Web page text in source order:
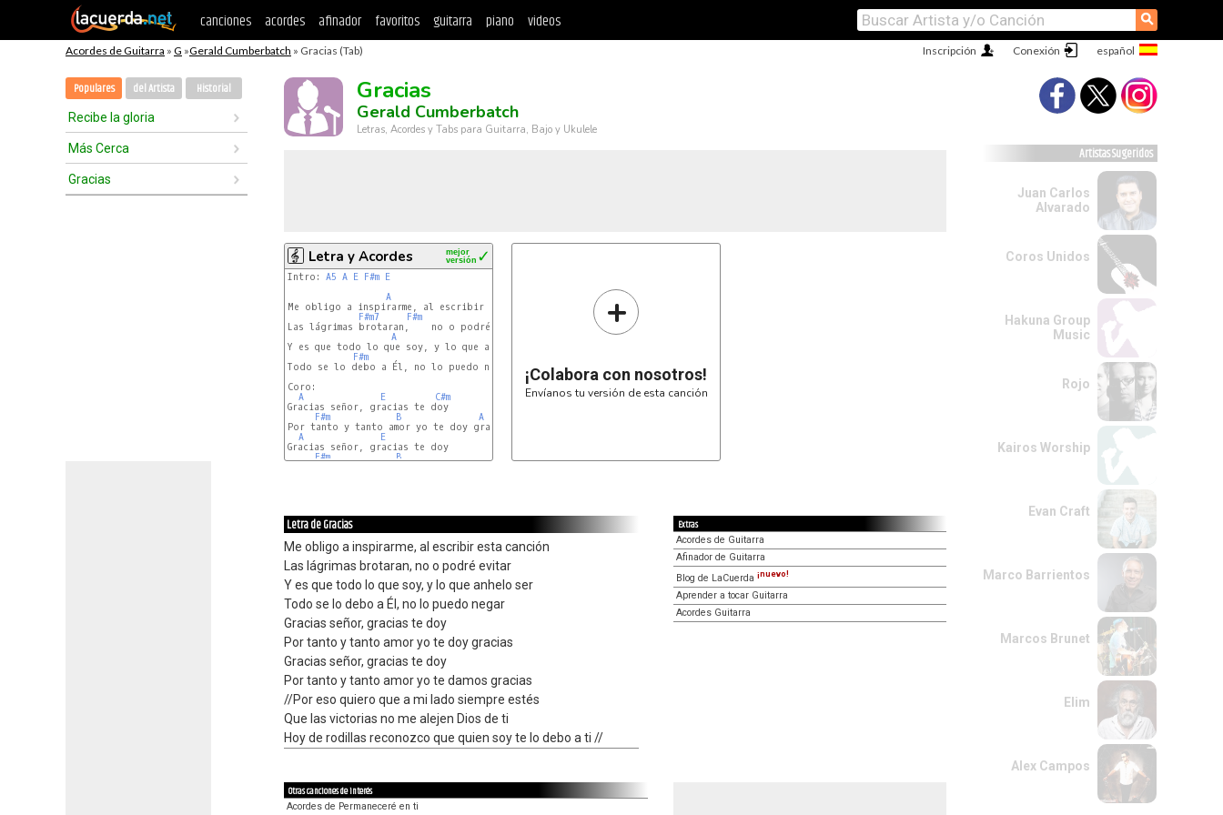
canciones acordes afinador favoritos guitarra piano videos ⚲
Acordes de Guitarra » G »Gerald Cumberbatch » Gracias (Tab) Conexión
Inscripción
Populares del Artista Historial
Recibe la gloria
Más Cerca
Gracias
Gracias
Gerald Cumberbatch
Letras, Acordes y Tabs para Guitarra, Bajo y Ukulele
Letra y Acordes ✓
mejor
versión
Intro: A5 A E F#m E
A
Me obligo a inspirarme, al escribir esta canción
F#m7
F#m
Las lágrimas brotaran,    no o podré evitar
A
Y es que todo lo que soy, y lo que anhelo ser
F#m
Todo se lo debo a Él, no lo puedo negar
Coro:
A
E
C#m
Gracias señor, gracias te doy
F#m
B A
Por tanto y tanto amor yo te doy gracias
A
E
Gracias señor, gracias te doy
F#m
B A
+
¡Colabora con nosotros!
Envíanos tu versión de esta canción
Letra de Gracias
Me obligo a inspirarme, al escribir esta canción
Las lágrimas brotaran, no o podré evitar
Y es que todo lo que soy, y lo que anhelo ser
Todo se lo debo a Él, no lo puedo negar
Gracias señor, gracias te doy
Por tanto y tanto amor yo te doy gracias
Gracias señor, gracias te doy
Por tanto y tanto amor yo te damos gracias
//Por eso quiero que a mi lado siempre estés
Que las victorias no me alejen Dios de ti
Hoy de rodillas reconozco que quien soy te lo debo a ti //
Extras
Acordes de Guitarra
Afinador de Guitarra
Blog de LaCuerda ¡nuevo!
Aprender a tocar Guitarra
Acordes Guitarra
Otras canciones de interés
Acordes de Permaneceré en ti
Artistas Sugeridos
Juan Carlos
Alvarado
Coros Unidos
Hakuna Group
Music
Rojo
Kairos Worship
Evan Craft
Marco Barrientos
Marcos Brunet
Elim
Alex Campos